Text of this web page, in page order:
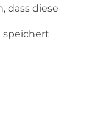
dass diese
speichert